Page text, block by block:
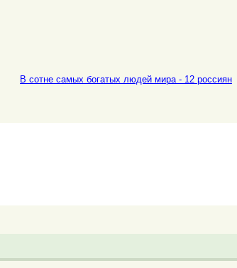
В сотне самых богатых людей мира - 12 россиян